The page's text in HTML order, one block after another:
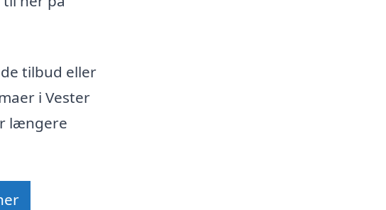
tilbud eller
i Vester
længere